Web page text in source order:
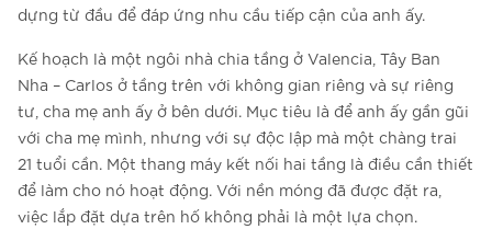
dựng từ đầu để đáp ứng nhu cầu tiếp cận của anh ấy.
Kế hoạch là một ngôi nhà chia tầng ở Valencia, Tây Ban
Nha – Carlos ở tầng trên với không gian riêng và sự riêng
tư, cha mẹ anh ấy ở bên dưới. Mục tiêu là để anh ấy gần gũi
với cha mẹ mình, nhưng với sự độc lập mà một chàng trai
21 tuổi cần. Một thang máy kết nối hai tầng là điều cần thiết
để làm cho nó hoạt động. Với nền móng đã được đặt ra,
việc lắp đặt dựa trên hố không phải là một lựa chọn.